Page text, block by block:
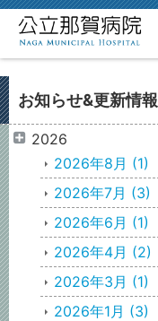
お知らせ&更新情報
2026
2026年8月 (1)
2026年7月 (3)
2026年6月 (1)
2026年4月 (2)
2026年3月 (1)
2026年1月 (3)